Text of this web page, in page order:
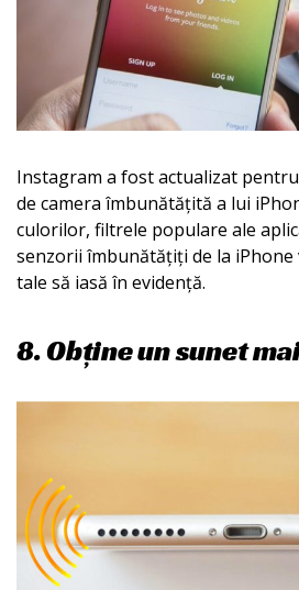
Instagram a fost actualizat
de camera îmbunătățită a lui
culorilor, filtrele populare ale
senzorii îmbunătățiți de la iPhone
tale să iasă în evidență.
8. Obține un sunet